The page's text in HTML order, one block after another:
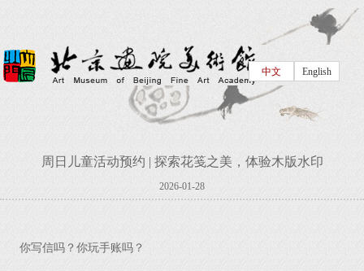
English
中文
周日儿童活动预约 | 探索花笺之美，体验木版水印
2026-01-28
你写信吗？你玩手账吗？